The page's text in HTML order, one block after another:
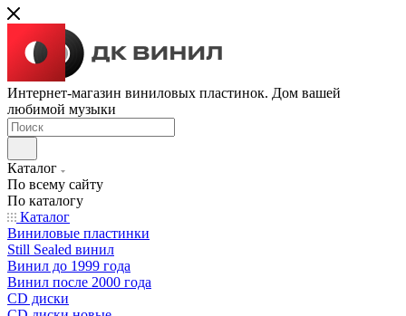
Интернет-магазин виниловых пластинок. Дом вашей
любимой музыки
Каталог
По всему сайту
По каталогу
Каталог
Виниловые пластинки
Still Sealed винил
Винил до 1999 года
Винил после 2000 года
CD диски